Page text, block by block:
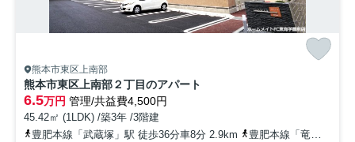
熊本市東区上南部
熊本市東区上南部２丁目のアパート
6.5万円 管理/共益費4,500円
45.42㎡ (1LDK) /築3年 /3階建
豊肥本線「武蔵塚」駅 徒歩36分車8分 2.9km
豊肥本線「竜田口」駅 徒歩37分車8分 3.0km